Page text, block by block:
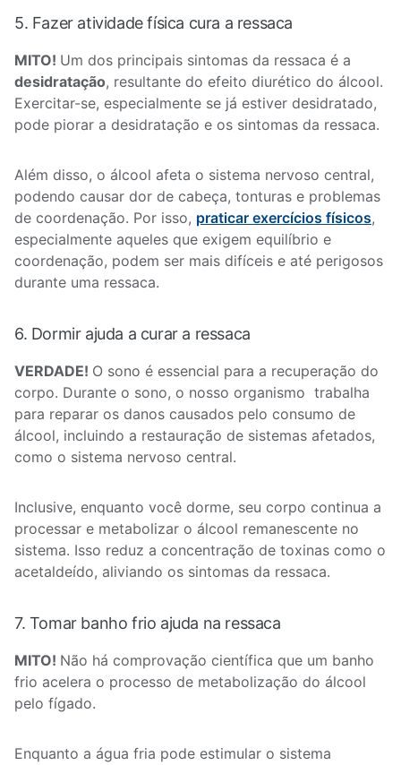
5. Fazer atividade física cura a ressaca
MITO! Um dos principais sintomas da ressaca é a
desidratação, resultante do efeito diurético do álcool.
Exercitar-se, especialmente se já estiver desidratado,
pode piorar a desidratação e os sintomas da ressaca.
Além disso, o álcool afeta o sistema nervoso central,
podendo causar dor de cabeça, tonturas e problemas
de coordenação. Por isso, praticar exercícios físicos,
especialmente aqueles que exigem equilíbrio e
coordenação, podem ser mais difíceis e até perigosos
durante uma ressaca.
6. Dormir ajuda a curar a ressaca
VERDADE! O sono é essencial para a recuperação do
corpo. Durante o sono, o nosso organismo trabalha
para reparar os danos causados pelo consumo de
álcool, incluindo a restauração de sistemas afetados,
como o sistema nervoso central.
Inclusive, enquanto você dorme, seu corpo continua a
processar e metabolizar o álcool remanescente no
sistema. Isso reduz a concentração de toxinas como o
acetaldeído, aliviando os sintomas da ressaca.
7. Tomar banho frio ajuda na ressaca
MITO! Não há comprovação científica que um banho
frio acelera o processo de metabolização do álcool
pelo fígado.
Enquanto a água fria pode estimular o sistema